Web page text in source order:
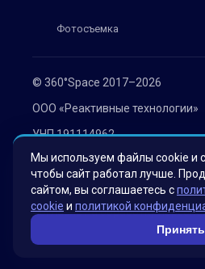
© 360°Space 2017–2026
ООО «Реактивные технологии»
УНП 191114962
г. Минск, ул. Мележа 1, офис 402
Политика конфиденциальности
Согласие на обработку
Фотосъемка
Мы используем файлы cookie и
чтобы сайт работал лучше.
сайтом, вы соглашаетесь с
cookie и политикой
Принять